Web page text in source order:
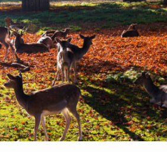
rimanendo a contatto con la
Guarda qui il